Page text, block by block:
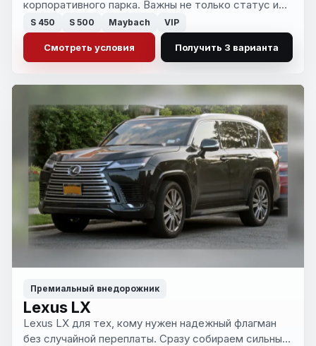
корпоративного парка. Важны не только статус и
комплектация, но и понятный срок, безопасная
покупка и сильное предложение по рынку.
S 450 S 500 Maybach VIP
Смотреть условия Получить 3 варианта
Премиальный внедорожник
Lexus LX
Lexus LX для тех, кому нужен надежный флагман
без случайной переплаты. Сразу собираем сильные